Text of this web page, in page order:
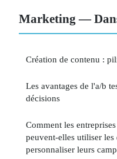
Marketing —
Création de contenu :
Les avantages de l'a/b
décisions
Comment les
peuvent-elles utiliser
personnaliser leurs